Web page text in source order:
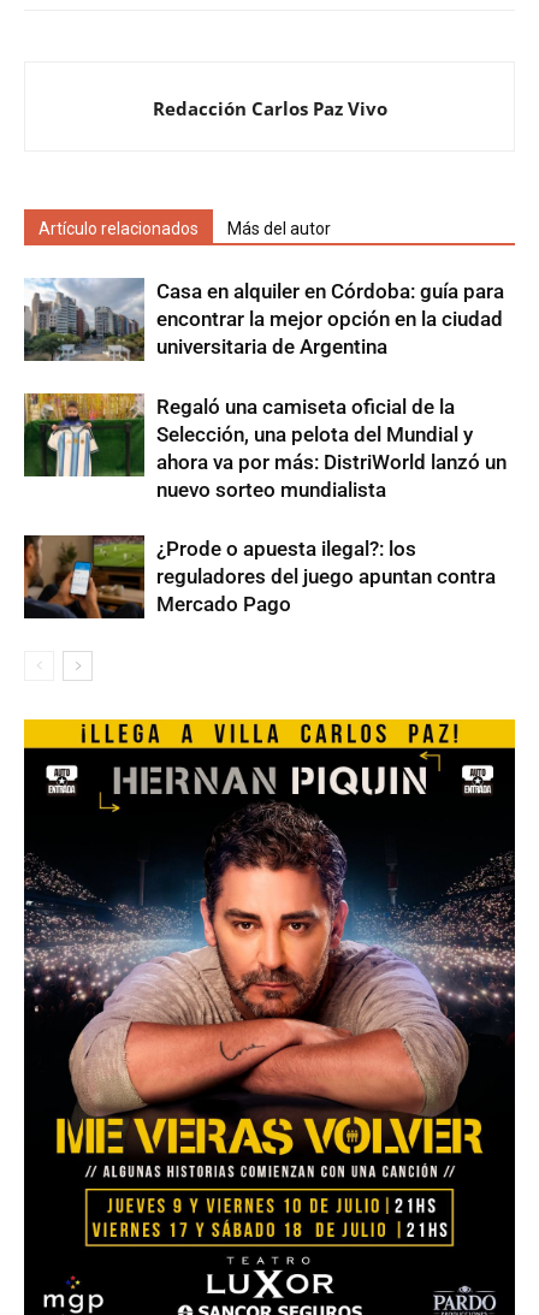
Redacción Carlos Paz Vivo
Artículo relacionados Más del autor
Casa en alquiler en Córdoba: guía para
encontrar la mejor opción en la ciudad
universitaria de Argentina
Regaló una camiseta oficial de la
Selección, una pelota del Mundial y
ahora va por más: DistriWorld lanzó un
nuevo sorteo mundialista
¿Prode o apuesta ilegal?: los
reguladores del juego apuntan contra
Mercado Pago